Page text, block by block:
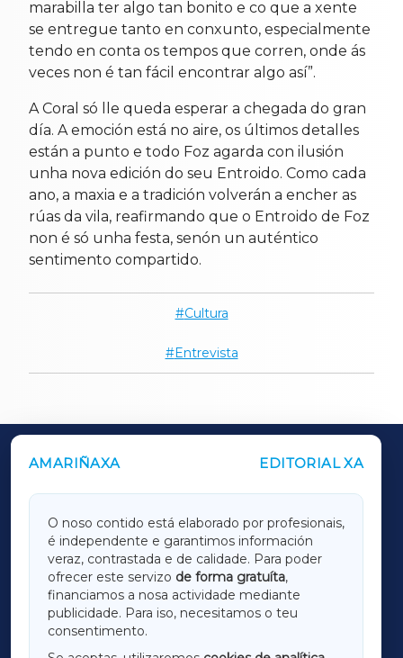
marabilla ter algo tan bonito e co que a xente
se entregue tanto en conxunto, especialmente
tendo en conta os tempos que corren, onde ás
veces non é tan fácil encontrar algo así”.
A Coral só lle queda esperar a chegada do gran
día. A emoción está no aire, os últimos detalles
están a punto e todo Foz agarda con ilusión
unha nova edición do seu Entroido. Como cada
ano, a maxia e a tradición volverán a encher as
rúas da vila, reafirmando que o Entroido de Foz
non é só unha festa, senón un auténtico
sentimento compartido.
Cultura
Entrevista
AMARIÑAXA EDITORIAL XA
O noso contido está elaborado por profesionais,
é independente e garantimos información
veraz, contrastada e de calidade. Para poder
ofrecer este servizo de forma gratuíta,
financiamos a nosa actividade mediante
publicidade. Para iso, necesitamos o teu
consentimento.
OUTROS PERIÓDICOS
LUGOXA
TERRACHAXA